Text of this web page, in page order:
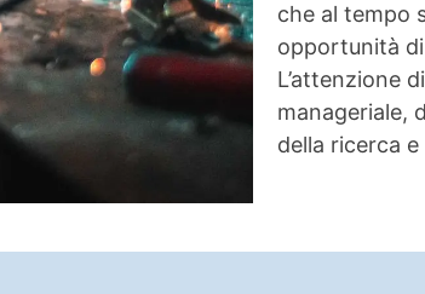
che al tempo
opportunità
L’attenzione
manageriale,
della ricerca